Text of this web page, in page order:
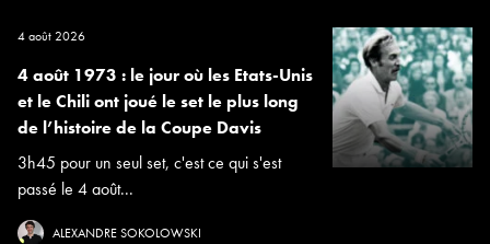
4 août 2026
4 août 1973 : le jour où les Etats-Unis
et le Chili ont joué le set le plus long
de l’histoire de la Coupe Davis
3h45 pour un seul set, c'est ce qui s'est
passé le 4 août...
ALEXANDRE SOKOLOWSKI